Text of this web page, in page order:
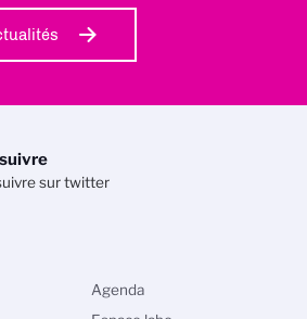
sur twitter
Agenda